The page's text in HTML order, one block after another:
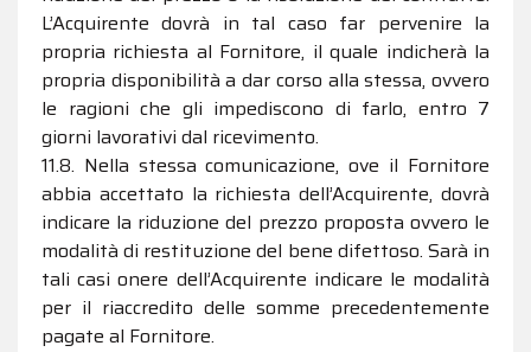
L’Acquirente dovrà in tal caso far pervenire la
propria richiesta al Fornitore, il quale indicherà la
propria disponibilità a dar corso alla stessa, ovvero
le ragioni che gli impediscono di farlo, entro 7
giorni lavorativi dal ricevimento.
11.8. Nella stessa comunicazione, ove il Fornitore
abbia accettato la richiesta dell’Acquirente, dovrà
indicare la riduzione del prezzo proposta ovvero le
modalità di restituzione del bene difettoso. Sarà in
tali casi onere dell’Acquirente indicare le modalità
per il riaccredito delle somme precedentemente
pagate al Fornitore.